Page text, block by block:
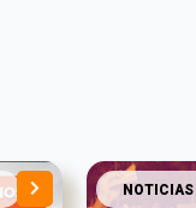
NOTICIAS